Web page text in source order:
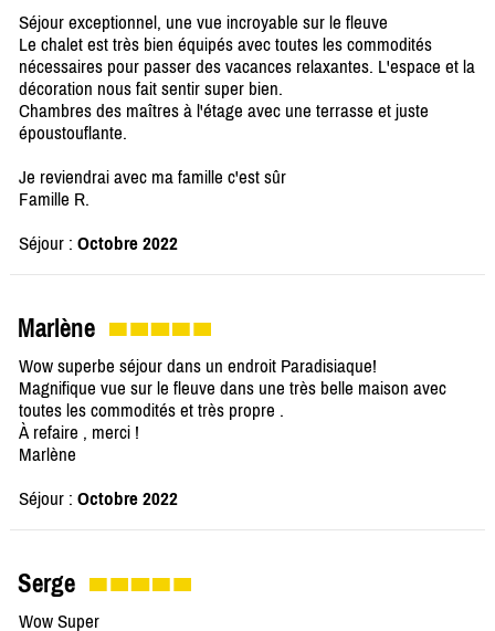
Séjour exceptionnel, une vue incroyable sur le fleuve
Le chalet est très bien équipés avec toutes les commodités
nécessaires pour passer des vacances relaxantes. L'espace et la
décoration nous fait sentir super bien.
Chambres des maîtres à l'étage avec une terrasse et juste
époustouflante.
Je reviendrai avec ma famille c'est sûr
Famille R.
Séjour : Octobre 2022
Marlène
Wow superbe séjour dans un endroit Paradisiaque!
Magnifique vue sur le fleuve dans une très belle maison avec
toutes les commodités et très propre .
À refaire , merci !
Marlène
Séjour : Octobre 2022
Serge
Wow Super